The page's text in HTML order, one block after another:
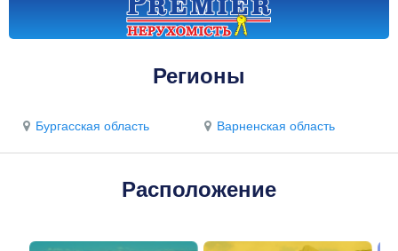
Регионы
Бургасская область Варненская область
Расположение